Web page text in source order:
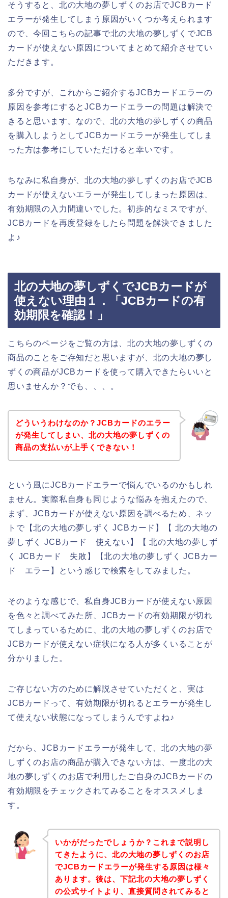
そうすると、北の大地の夢しずくのお店でJCBカード
エラーが発生してしまう原因がいくつか考えられます
ので、今回こちらの記事で北の大地の夢しずくでJCB
カードが使えない原因についてまとめて紹介させてい
ただきます。
多分ですが、これからご紹介するJCBカードエラーの
原因を参考にするとJCBカードエラーの問題は解決で
きると思います。なので、北の大地の夢しずくの商品
を購入しようとしてJCBカードエラーが発生してしま
った方は参考にしていただけると幸いです。
ちなみに私自身が、北の大地の夢しずくのお店でJCB
カードが使えないエラーが発生してしまった原因は、
有効期限の入力間違いでした。初歩的なミスですが、
JCBカードを再度登録をしたら問題を解決できました
よ♪
北の大地の夢しずくでJCBカードが
使えない理由１．「JCBカードの有
効期限を確認！」
こちらのページをご覧の方は、北の大地の夢しずくの
商品のことをご存知だと思いますが、北の大地の夢し
ずくの商品がJCBカードを使って購入できたらいいと
思いませんか？でも、、、。
どういうわけなのか？JCBカードのエラー
が発生してしまい、北の大地の夢しずくの
商品の支払いが上手くできない！
という風にJCBカードエラーで悩んでいるのかもしれ
ません。実際私自身も同じような悩みを抱えたので、
まず、JCBカードが使えない原因を調べるため、ネッ
トで【北の大地の夢しずく JCBカード】【 北の大地の
夢しずく JCBカード 使えない】【 北の大地の夢しず
く JCBカード 失敗】【北の大地の夢しずく JCBカー
ド エラー】という感じで検索をしてみました。
そのような感じで、私自身JCBカードが使えない原因
を色々と調べてみた所、JCBカードの有効期限が切れ
てしまっているために、北の大地の夢しずくのお店で
JCBカードが使えない症状になる人が多くいることが
分かりました。
ご存じない方のために解説させていただくと、実は
JCBカードって、有効期限が切れるとエラーが発生し
て使えない状態になってしまうんですよね♪
だから、JCBカードエラーが発生して、北の大地の夢
しずくのお店の商品が購入できない方は、一度北の大
地の夢しずくのお店で利用したご自身のJCBカードの
有効期限をチェックされてみることをオススメしま
す。
いかがだったでしょうか？これまで説明し
てきたように、北の大地の夢しずくのお店
でJCBカードエラーが発生する原因は様々
あります。後は、下記北の大地の夢しずく
の公式サイトより、直接質問されてみると